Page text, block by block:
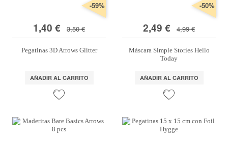
1,40 € 3,50 €
-59%
Pegatinas 3D Arrows Glitter
AÑADIR AL CARRITO
2,49 € 4,99 €
-50%
Máscara Simple Stories Hello
Today
AÑADIR AL CARRITO